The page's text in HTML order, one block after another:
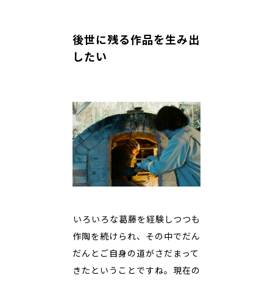
後世に残る作品を生み出
したい
――いろいろな葛藤を経験しつつも
作陶を続けられ、その中でだん
だんとご自身の道がさだまって
きたということですね。現在の